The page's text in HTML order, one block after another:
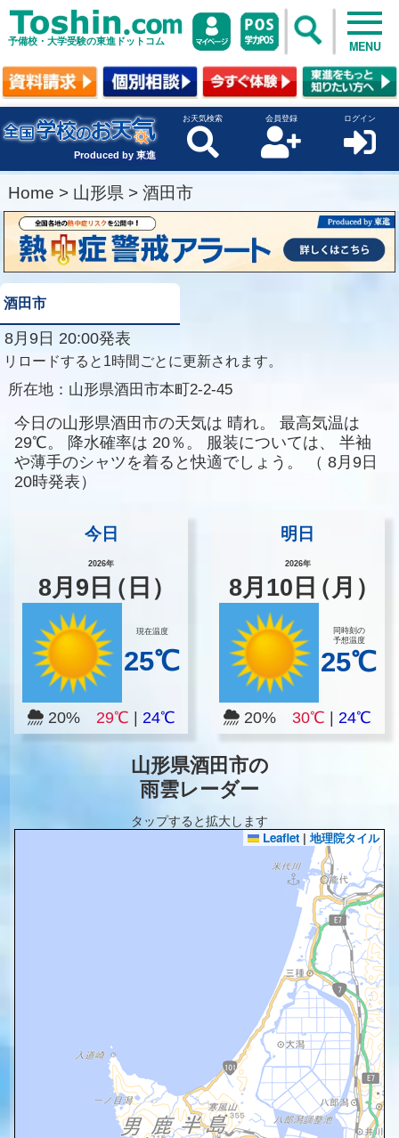
予備校・大学受験の東進ドットコム MENU
Produced by 東進
お天気検索 会員登録 ログイン
Home > 山形県 > 酒田市
酒田市
8月9日 20:00発表
リロードすると1時間ごとに更新されます。
所在地： 山形県酒田市本町2-2-45
今日の山形県酒田市の天気は 晴れ。
最高気温は
29℃。
降水確率は 20％。 服装については、
半袖
や薄手のシャツを着ると快適でしょう。
（ 8月9日
20時発表）
今日
2026年
8月 9 日（日）
現在温度
25℃
20% 29℃ 24℃
明日
2026年
8月 10 日（月）
同時刻の
予想温度
25℃
20%30℃ |24℃
山形県酒田市の
雨雲レーダー
タップすると拡大します
Leaflet | 地理院タイル